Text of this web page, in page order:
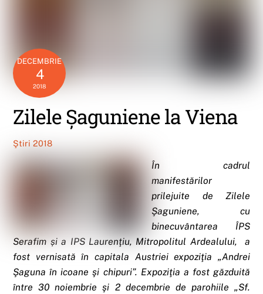
DECEMBRIE
4
2018
Zilele Șaguniene la Viena
Ştiri 2018
În cadrul
manifestărilor
prilejuite de Zilele
Şaguniene, cu
binecuvântarea ÎPS
Serafim și a IPS Laurenţiu, Mitropolitul Ardealului, a
fost vernisată în capitala Austriei expoziţia „Andrei
Şaguna în icoane şi chipuri”. Expoziţia a fost găzduită
între 30 noiembrie şi 2 decembrie de parohiile „Sf.